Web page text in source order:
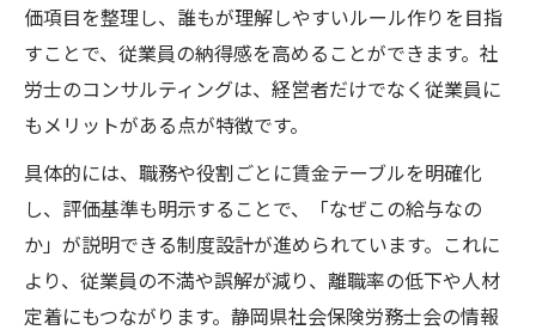
価項目を整理し、誰もが理解しやすいルール作りを目指
すことで、従業員の納得感を高めることができます。社
労士のコンサルティングは、経営者だけでなく従業員に
もメリットがある点が特徴です。
具体的には、職務や役割ごとに賃金テーブルを明確化
し、評価基準も明示することで、「なぜこの給与なの
か」が説明できる制度設計が進められています。これに
より、従業員の不満や誤解が減り、離職率の低下や人材
定着にもつながります。静岡県社会保険労務士会の情報